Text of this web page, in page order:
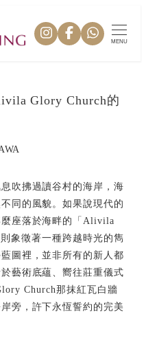
MENU
Glory Church的
吹拂過讀谷村的海岸，海
同的風貌。如果說現代的
座落於海畔的「Alivila
象徵著一種跨越時光的雋
圖裡，並非所有的新人都
藝術底蘊、嚮往莊重儀式
Church那抹紅瓦白牆
旁，許下永恆誓約的完美